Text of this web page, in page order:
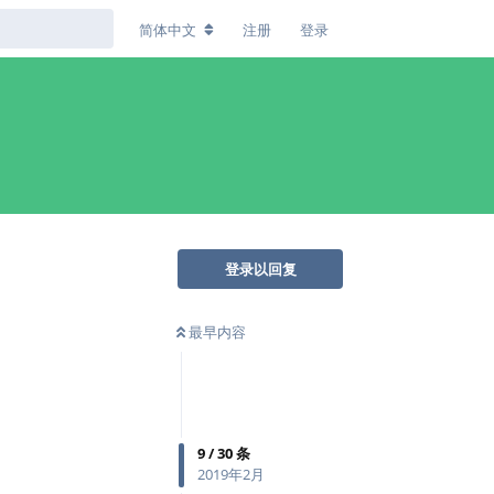
简体中文 注册 登录
登录以回复
最早内容
9/30条
2019年2月